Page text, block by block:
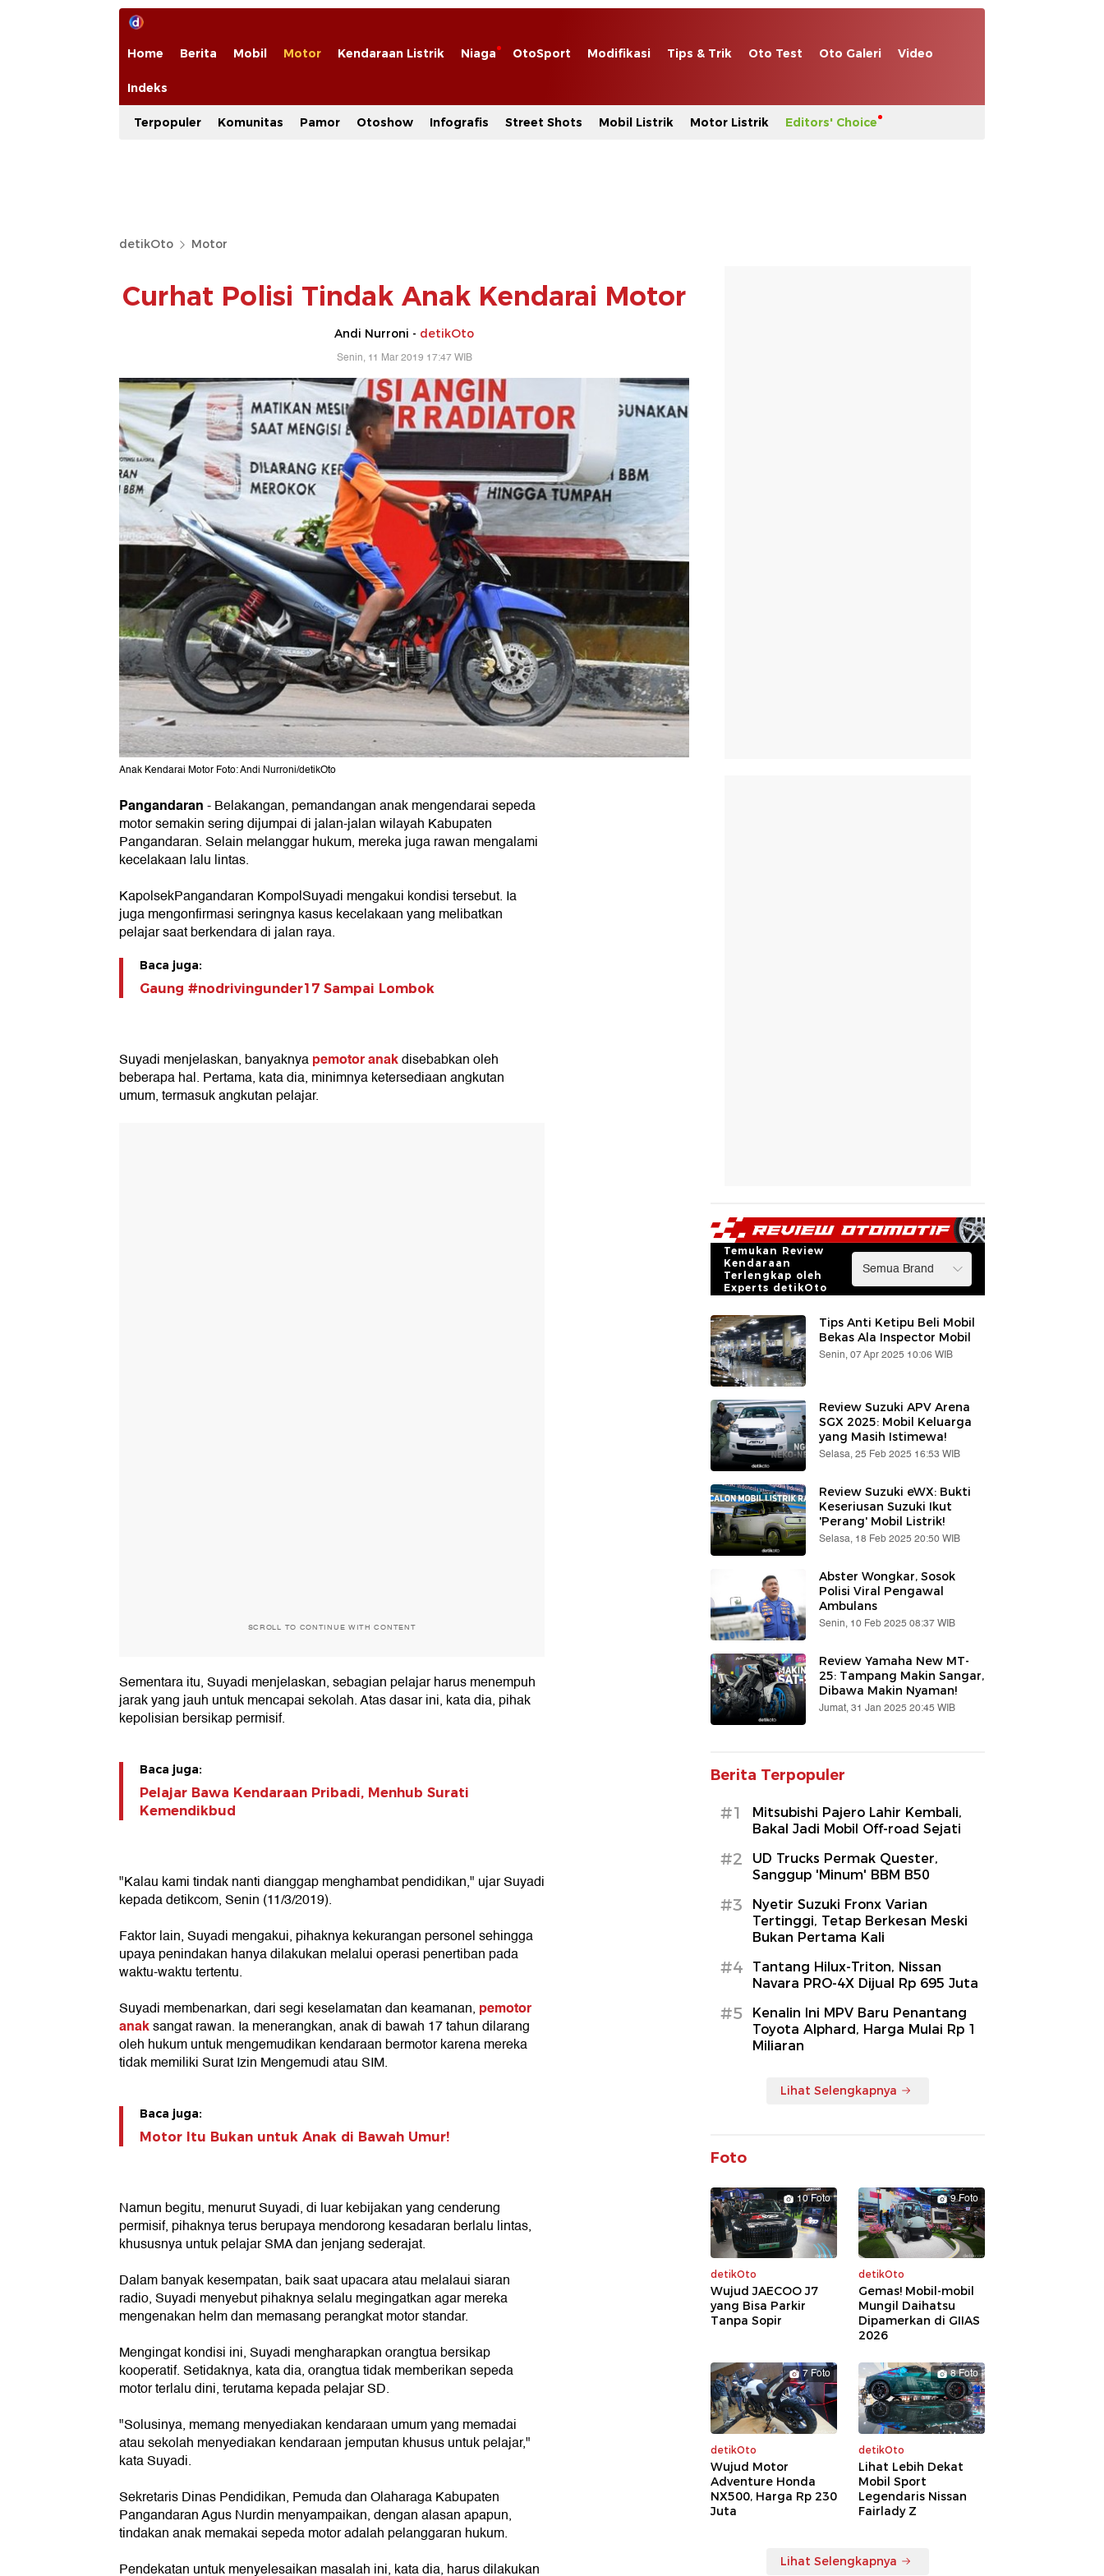
Home Berita Mobil Motor Kendaraan Listrik Niaga OtoSport Modifikasi Tips & Trik Oto Test Oto Galeri Video
Indeks
Terpopuler Komunitas Pamor Otoshow Infografis Street Shots Mobil Listrik Motor Listrik Editors' Choice
detikOto Motor
Curhat Polisi Tindak Anak Kendarai Motor
Andi Nurroni - detikOto
Senin, 11 Mar 2019 17:47 WIB
Anak Kendarai Motor Foto: Andi Nurroni/detikOto
Pangandaran- Belakangan, pemandangan anak mengendarai sepeda
motor semakin sering dijumpai di jalan-jalan wilayah Kabupaten
Pangandaran. Selain melanggar hukum, mereka juga rawan mengalami
kecelakaan lalu lintas.
KapolsekPangandaran KompolSuyadi mengakui kondisi tersebut. Ia
juga mengonfirmasi seringnya kasus kecelakaan yang melibatkan
pelajar saat berkendara di jalan raya.
Baca juga:
Gaung #nodrivingunder17 Sampai Lombok
Suyadi menjelaskan, banyaknyapemotor anakdisebabkan oleh
beberapa hal. Pertama, kata dia, minimnya ketersediaan angkutan
umum, termasuk angkutan pelajar.
SCROLL TO CONTINUE WITH CONTENT
Sementara itu, Suyadi menjelaskan, sebagian pelajar harus menempuh
jarak yang jauh untuk mencapai sekolah. Atas dasar ini, kata dia, pihak
kepolisian bersikap permisif.
Baca juga:
Pelajar Bawa Kendaraan Pribadi, Menhub Surati
Kemendikbud
"Kalau kami tindak nanti dianggap menghambat pendidikan," ujar Suyadi
kepada detikcom, Senin (11/3/2019).
Faktor lain, Suyadi mengakui, pihaknya kekurangan personel sehingga
upaya penindakan hanya dilakukan melalui operasi penertiban pada
waktu-waktu tertentu.
Suyadi membenarkan, dari segi keselamatan dan keamanan, pemotor
anaksangat rawan. Ia menerangkan, anak di bawah 17 tahun dilarang
oleh hukum untuk mengemudikan kendaraan bermotor karena mereka
tidak memiliki Surat Izin Mengemudi atau SIM.
Baca juga:
Motor Itu Bukan untuk Anak di Bawah Umur!
Namun begitu, menurut Suyadi, di luar kebijakan yang cenderung
permisif, pihaknya terus berupaya mendorong kesadaran berlalu lintas,
khususnya untuk pelajar SMA dan jenjang sederajat.
Dalam banyak kesempatan, baik saat upacara atau melalaui siaran
radio, Suyadi menyebut pihaknya selalu megingatkan agar mereka
mengenakan helm dan memasang perangkat motor standar.
Mengingat kondisi ini, Suyadi mengharapkan orangtua bersikap
kooperatif. Setidaknya, kata dia, orangtua tidak memberikan sepeda
motor terlalu dini, terutama kepada pelajar SD.
"Solusinya, memang menyediakan kendaraan umum yang memadai
atau sekolah menyediakan kendaraan jemputan khusus untuk pelajar,"
kata Suyadi.
Sekretaris Dinas Pendidikan, Pemuda dan Olaharaga Kabupaten
Pangandaran Agus Nurdin menyampaikan, dengan alasan apapun,
tindakan anak memakai sepeda motor adalah pelanggaran hukum.
Pendekatan untuk menyelesaikan masalah ini, kata dia, harus dilakukan
Temukan Review
Kendaraan
Terlengkap oleh
Experts detikOto
Tips Anti Ketipu Beli Mobil
Bekas Ala Inspector Mobil
Senin, 07 Apr 2025 10:06 WIB
Review Suzuki APV Arena
SGX 2025: Mobil Keluarga
yang Masih Istimewa!
Selasa, 25 Feb 2025 16:53 WIB
Review Suzuki eWX: Bukti
Keseriusan Suzuki Ikut
'Perang' Mobil Listrik!
Selasa, 18 Feb 2025 20:50 WIB
Abster Wongkar, Sosok
Polisi Viral Pengawal
Ambulans
Senin, 10 Feb 2025 08:37 WIB
Review Yamaha New MT-
25: Tampang Makin Sangar,
Dibawa Makin Nyaman!
Jumat, 31 Jan 2025 20:45 WIB
Berita Terpopuler
#1
Mitsubishi Pajero Lahir Kembali,
Bakal Jadi Mobil Off-road Sejati
#2
UD Trucks Permak Quester,
Sanggup 'Minum' BBM B50
#3
Nyetir Suzuki Fronx Varian
Tertinggi, Tetap Berkesan Meski
Bukan Pertama Kali
#4
Tantang Hilux-Triton, Nissan
Navara PRO-4X Dijual Rp 695 Juta
#5
Kenalin Ini MPV Baru Penantang
Toyota Alphard, Harga Mulai Rp 1
Miliaran
Lihat Selengkapnya
Foto
10 Foto
detikOto
Wujud JAECOO J7
yang Bisa Parkir
Tanpa Sopir
9 Foto
detikOto
Gemas! Mobil-mobil
Mungil Daihatsu
Dipamerkan di GIIAS
2026
7 Foto
detikOto
Wujud Motor
Adventure Honda
NX500, Harga Rp 230
Juta
8 Foto
detikOto
Lihat Lebih Dekat
Mobil Sport
Legendaris Nissan
Fairlady Z
Lihat Selengkapnya